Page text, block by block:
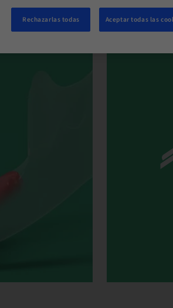
Rechazarlas todas Aceptar todas las